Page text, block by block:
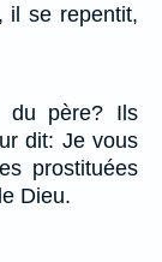
il se repentit,
du père? Ils
dit: Je vous
prostituées
Dieu.